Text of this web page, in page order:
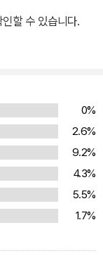
다. 조용한 사무실
리하고, 노동절 집
싶어 하는 그가 알
났고, 사회지도층
지고 있다는 사실
님이 쓴 일기와 산
용기를 얻었습니
에는 아무것도 고치
한국 정치와 한국 문
다. 가히 도스토옙
할 수 있습니다.
0%
2.6%
9.2%
4.3%
5.5%
1.7%